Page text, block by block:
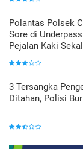
Polantas Polsek
Sore di
Pejalan Kaki
3 Tersangka
Ditahan, Polisi